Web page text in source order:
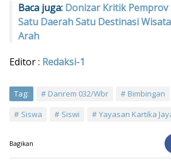
Baca juga: Donizar Kritik
Satu Daerah Satu Destinasi
Arah
Editor : Redaksi-1
Tag: Danrem 032/Wbr Bimbingan
Siswa
Siswi Yayasan Kartika
Bagikan